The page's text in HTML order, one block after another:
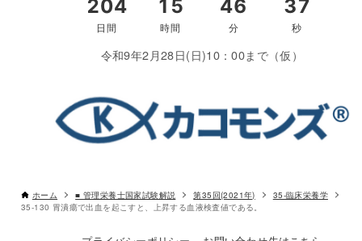
令和9年2月28日(日)10：00まで（仮）
ホーム ■ 管理栄養士国家試験解説 第35回(2021年)
35-臨床栄養学
35-130 胃潰瘍で出血を起こすと、上昇する血液検査値である。